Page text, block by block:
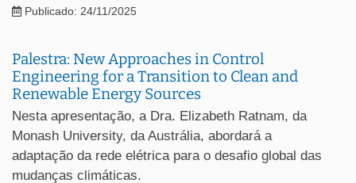
Publicado: 24/11/2025
Palestra: New Approaches in Control
Engineering for a Transition to Clean and
Renewable Energy Sources
Nesta apresentação, a Dra. Elizabeth Ratnam, da
Monash University, da Austrália, abordará a
adaptação da rede elétrica para o desafio global das
mudanças climáticas.